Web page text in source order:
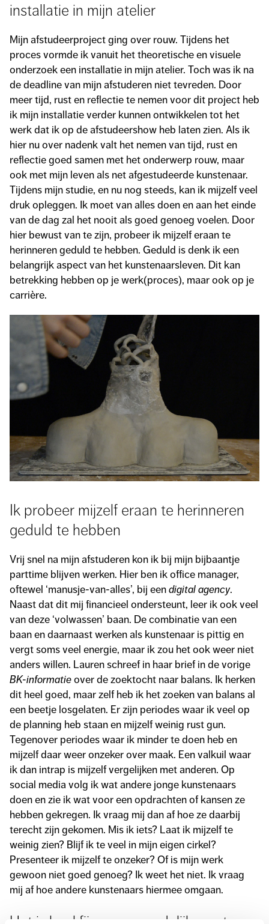
installatie in mijn atelier
Mijn afstudeerproject ging over rouw. Tijdens het
proces vormde ik vanuit het theoretische en visuele
onderzoek een installatie in mijn atelier. Toch was ik na
de deadline van mijn afstuderen niet tevreden. Door
meer tijd, rust en reflectie te nemen voor dit project heb
ik mijn installatie verder kunnen ontwikkelen tot het
werk dat ik op de afstudeershow heb laten zien. Als ik
hier nu over nadenk valt het nemen van tijd, rust en
reflectie goed samen met het onderwerp rouw, maar
ook met mijn leven als net afgestudeerde kunstenaar.
Tijdens mijn studie, en nu nog steeds, kan ik mijzelf veel
druk opleggen. Ik moet van alles doen en aan het einde
van de dag zal het nooit als goed genoeg voelen. Door
hier bewust van te zijn, probeer ik mijzelf eraan te
herinneren geduld te hebben. Geduld is denk ik een
belangrijk aspect van het kunstenaarsleven. Dit kan
betrekking hebben op je werk(proces), maar ook op je
carrière.
Ik probeer mijzelf eraan te herinneren
geduld te hebben
Vrij snel na mijn afstuderen kon ik bij mijn bijbaantje
parttime blijven werken. Hier ben ik office manager,
oftewel ‘manusje-van-alles’, bij een digital agency.
Naast dat dit mij financieel ondersteunt, leer ik ook veel
van deze ‘volwassen’ baan. De combinatie van een
baan en daarnaast werken als kunstenaar is pittig en
vergt soms veel energie, maar ik zou het ook weer niet
anders willen. Lauren schreef in haar brief in de vorige
BK-informatie over de zoektocht naar balans. Ik herken
dit heel goed, maar zelf heb ik het zoeken van balans al
een beetje losgelaten. Er zijn periodes waar ik veel op
de planning heb staan en mijzelf weinig rust gun.
Tegenover periodes waar ik minder te doen heb en
mijzelf daar weer onzeker over maak. Een valkuil waar
ik dan intrap is mijzelf vergelijken met anderen. Op
social media volg ik wat andere jonge kunstenaars
doen en zie ik wat voor een opdrachten of kansen ze
hebben gekregen. Ik vraag mij dan af hoe ze daarbij
terecht zijn gekomen. Mis ik iets? Laat ik mijzelf te
weinig zien? Blijf ik te veel in mijn eigen cirkel?
Presenteer ik mijzelf te onzeker? Of is mijn werk
gewoon niet goed genoeg? Ik weet het niet. Ik vraag
mij af hoe andere kunstenaars hiermee omgaan.